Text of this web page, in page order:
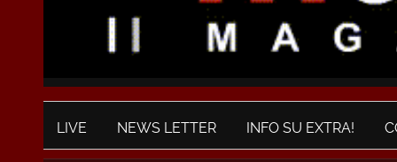
LIVE NEWS LETTER INFO SU EXTRA!